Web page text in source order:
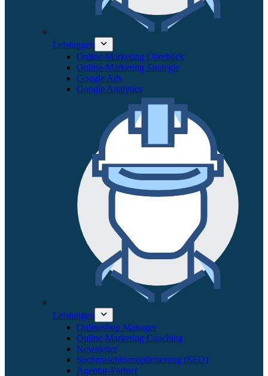
Leistungen
Online-Marketing Überblick
Online-Marketing Strategie
Google Ads
Google Analytics
Leistungen
Onlineshop Manager
Online-Marketing Coaching
Newsletter
Suchmaschinenoptimierung (SEO)
Agentur-Partner